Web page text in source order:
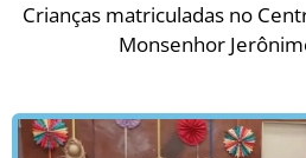
Crianças matriculadas no
Monsenhor